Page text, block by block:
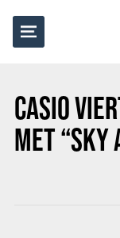
CASIO
MET “SKY
TERUG NAAR